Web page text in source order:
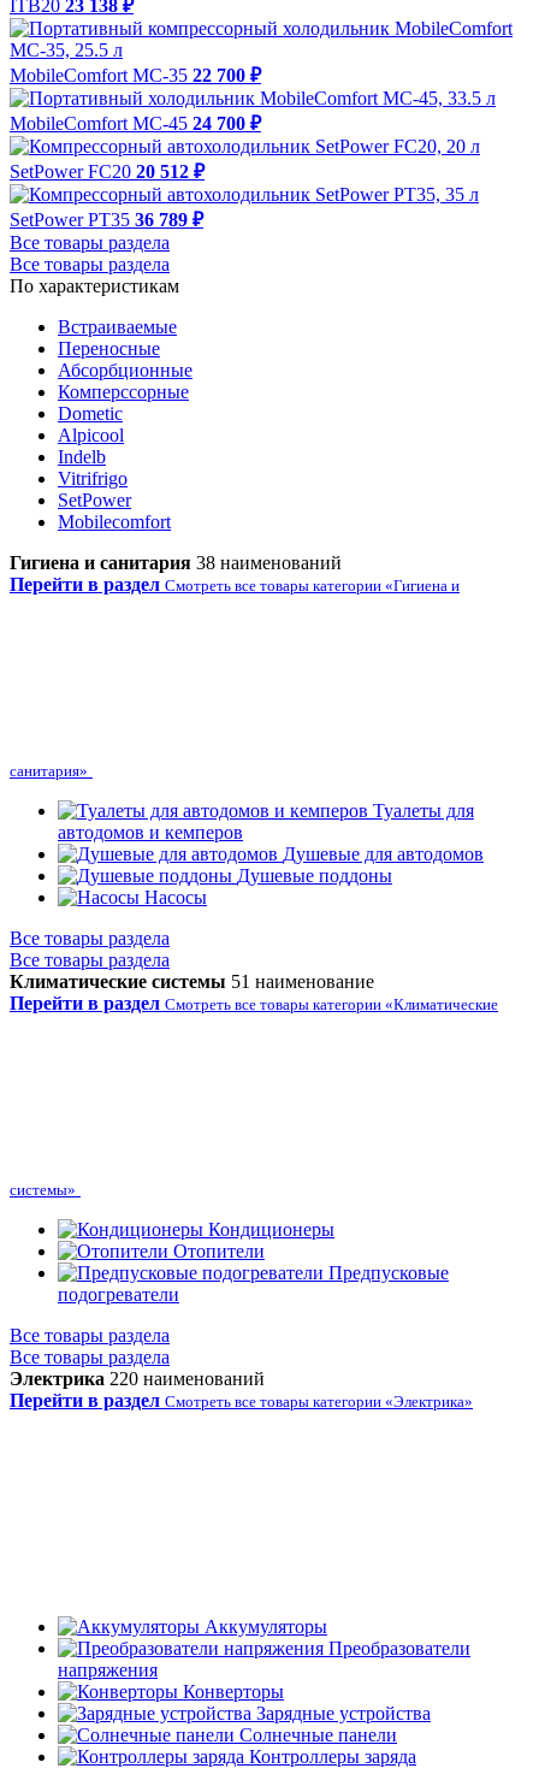
ITB20 23 138 ₽
MobileComfort MC-35 22 700 ₽
MobileComfort MC-45 24 700 ₽
SetPower FC20 20 512 ₽
SetPower PT35 36 789 ₽
Все товары раздела
Все товары раздела
По характеристикам
Встраиваемые
Переносные
Абсорбционные
Комперссорные
Dometic
Alpicool
Indelb
Vitrifrigo
SetPower
Mobilecomfort
Гигиена и санитария 38 наименований
Перейти в раздел Смотреть все товары категории «Гигиена и
санитария»
Туалеты для
автодомов и кемперов
Душевые для автодомов
Душевые поддоны
Насосы
Все товары раздела
Все товары раздела
Климатические системы 51 наименование
Перейти в раздел Смотреть все товары категории «Климатические
системы»
Кондиционеры
Отопители
Предпусковые
подогреватели
Все товары раздела
Все товары раздела
Электрика 220 наименований
Перейти в раздел Смотреть все товары категории «Электрика»
Аккумуляторы
Преобразователи
напряжения
Конверторы
Зарядные устройства
Солнечные панели
Контроллеры заряда